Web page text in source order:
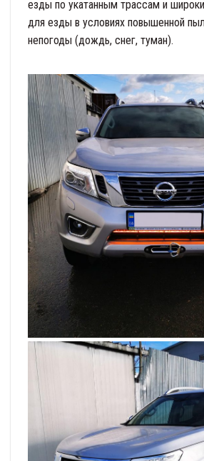
езды по укатанным трассам и
для езды в условиях повышенной
непогоды (дождь, снег, туман).